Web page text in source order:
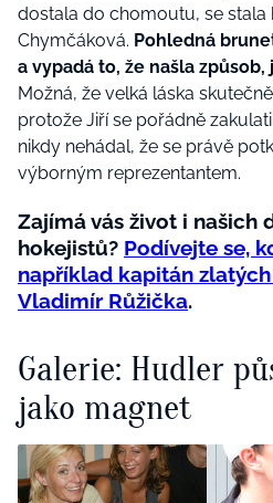
dostala do chomoutu, se stala
Chymčáková. Pohledná
a vypadá to, že našla
Možná, že velká láska
protože Jiří se pořádně
nikdy nehádal, že se právě
výborným reprezentantem.
Zajímá vás život i našich
hokejistů? Podívejte se,
například kapitán
Vladimír Růžička.
Galerie: Hudler
jako magnet